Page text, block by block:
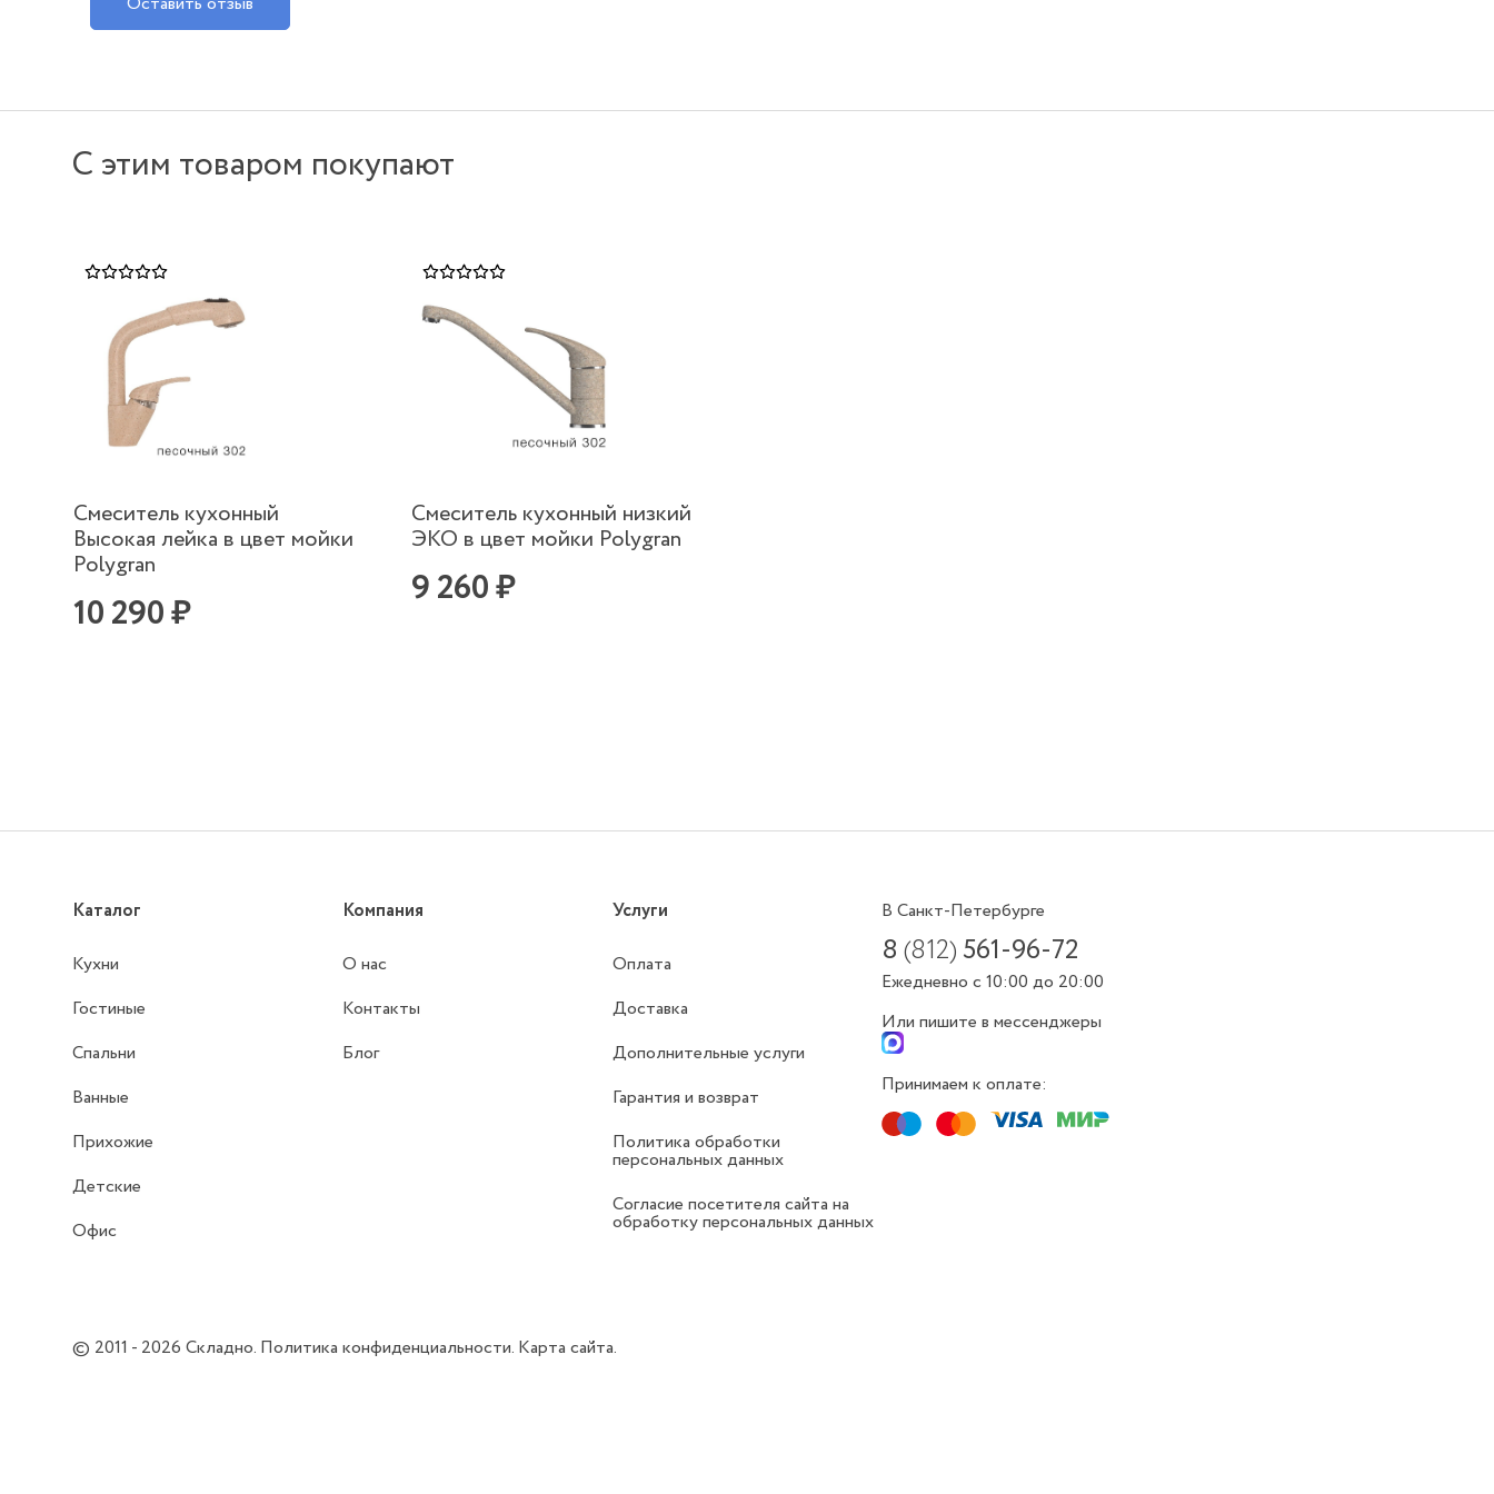
С этим товаром покупают
Смеситель кухонный
Высокая лейка в цвет мойки
Polygran
10 290 ₽
Смеситель кухонный низкий
ЭКО в цвет мойки Polygran
9 260 ₽
Каталог
Кухни
Гостиные
Спальни
Ванные
Прихожие
Детские
Офис
Компания
О нас
Контакты
Блог
Услуги
Оплата
Доставка
Дополнительные услуги
Гарантия и возврат
Политика обработки
персональных данных
Согласие посетителя сайта на
обработку персональных данных
В Санкт-Петербурге
8(812) 561-96-72
Ежедневно с 10:00 до 20:00
Или пишите в мессенджеры
Принимаем к оплате:
© 2011 - 2026Складно. Политика конфиденциальности. Карта сайта.